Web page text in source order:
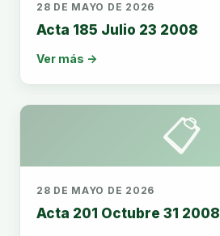
28 DE MAYO DE 2026
Acta 185 Julio 23 2008
Ver más →
📋
28 DE MAYO DE 2026
Acta 201 Octubre 31 2008